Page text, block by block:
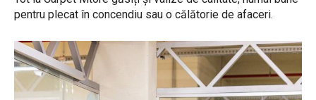
pentru plecat în concendiu sau o călătorie de afaceri.